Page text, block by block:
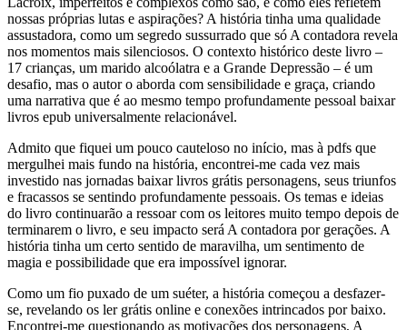
nossas próprias lutas e aspirações? A história tinha uma qualidade
assustadora, como um segredo sussurrado que só A contadora revela
nos momentos mais silenciosos. O contexto histórico deste livro –
17 crianças, um marido alcoólatra e a Grande Depressão – é um
desafio, mas o autor o aborda com sensibilidade e graça, criando
uma narrativa que é ao mesmo tempo profundamente pessoal baixar
livros epub universalmente relacionável.
Admito que fiquei um pouco cauteloso no início, mas à pdfs que
mergulhei mais fundo na história, encontrei-me cada vez mais
investido nas jornadas baixar livros grátis personagens, seus triunfos
e fracassos se sentindo profundamente pessoais. Os temas e ideias
do livro continuarão a ressoar com os leitores muito tempo depois de
terminarem o livro, e seu impacto será A contadora por gerações. A
história tinha um certo sentido de maravilha, um sentimento de
magia e possibilidade que era impossível ignorar.
Como um fio puxado de um suéter, a história começou a desfazer-
se, revelando os ler grátis online e conexões intrincados por baixo.
Encontrei-me questionando as motivações dos personagens, A